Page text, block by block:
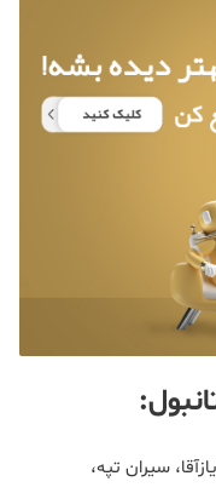
سیران تپه،